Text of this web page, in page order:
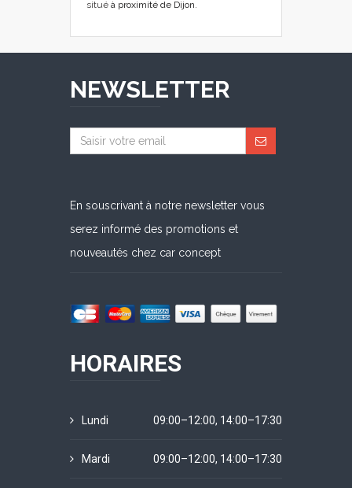
situé à proximité de Dijon
NEWSLETTER
En souscrivant à notre newsletter vous
serez informé des promotions et
nouveautés chez car concept
HORAIRES
Lundi 09:00–12:00, 14:00–17:30
Mardi 09:00–12:00, 14:00–17:30